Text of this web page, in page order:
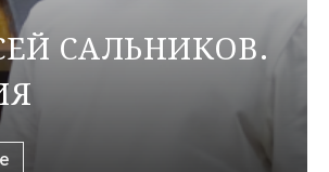
САЛЬНИКОВ.